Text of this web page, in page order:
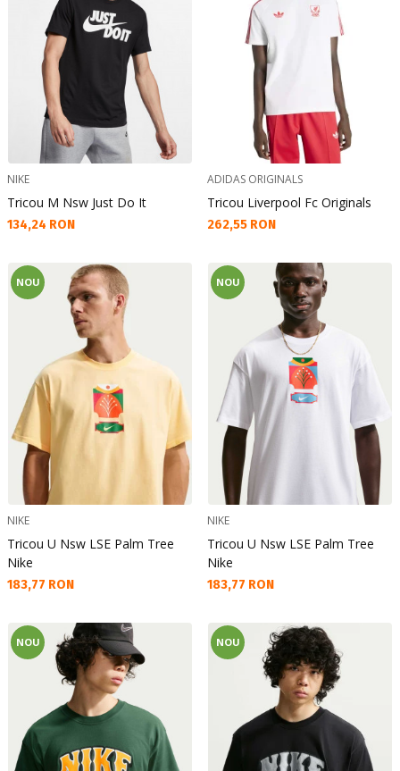
NIKE
Tricou M Nsw Just Do It
Текуща цена:
134,24 RON
ADIDAS ORIGINALS
Tricou Liverpool Fc Originals
Текуща цена:
262,55 RON
NOU
NIKE
Tricou U Nsw LSE Palm Tree
Nike
Текуща цена:
183,77 RON
NOU
NIKE
Tricou U Nsw LSE Palm Tree
Nike
Текуща цена:
183,77 RON
NOU NOU